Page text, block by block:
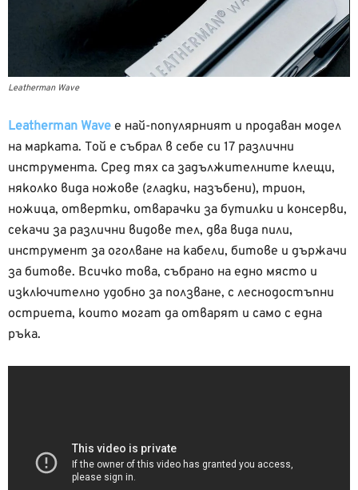
Leatherman Wave
Leatherman Wave е най-популярният и продаван модел
на марката. Той е събрал в себе си 17 различни
инструмента. Сред тях са задължителните клещи,
няколко вида ножове (гладки, назъбени), трион,
ножица, отвертки, отварачки за бутилки и консерви,
секачи за различни видове тел, два вида пили,
инструмент за оголване на кабели, битове и държачи
за битове. Всичко това, събрано на едно място и
изключително удобно за ползване, с леснодостъпни
остриета, които могат да отварят и само с една
ръка.